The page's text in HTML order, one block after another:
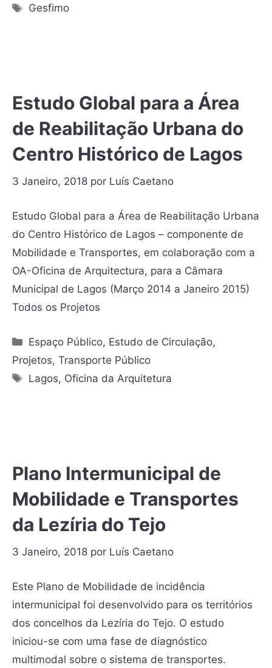
Gesfimo
Estudo Global para a Área
de Reabilitação Urbana do
Centro Histórico de Lagos
3 Janeiro, 2018 por Luís Caetano
Estudo Global para a Área de Reabilitação Urbana
do Centro Histórico de Lagos – componente de
Mobilidade e Transportes, em colaboração com a
OA-Oficina de Arquitectura, para a Câmara
Municipal de Lagos (Março 2014 a Janeiro 2015)
Todos os Projetos
Espaço Público, Estudo de Circulação,
Projetos, Transporte Público
Lagos, Oficina da Arquitetura
Plano Intermunicipal de
Mobilidade e Transportes
da Lezíria do Tejo
3 Janeiro, 2018 por Luís Caetano
Este Plano de Mobilidade de incidência
intermunicipal foi desenvolvido para os territórios
dos concelhos da Lezíria do Tejo. O estudo
iniciou-se com uma fase de diagnóstico
multimodal sobre o sistema de transportes.